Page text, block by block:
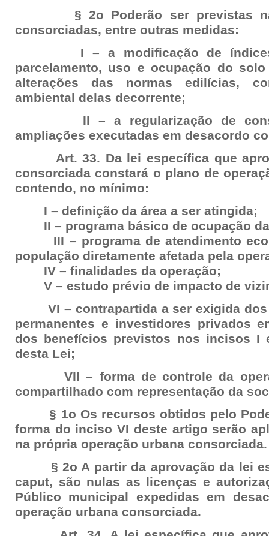
§ 2o Poderão ser previstas nas
consorciadas, entre outras medidas:
I – a modificação de índices
parcelamento, uso e ocupação do
alterações das normas edilícias,
ambiental delas decorrente;
II – a regularização de
ampliações executadas em desacordo
Art. 33. Da lei específica que
consorciada constará o plano de
contendo, no mínimo:
I – definição da área a ser atingida;
II – programa básico de ocupação
III – programa de atendimento
população diretamente afetada pela
IV – finalidades da operação;
V – estudo prévio de impacto de
VI – contrapartida a ser exigida dos
permanentes e investidores privados
dos benefícios previstos nos incisos
desta Lei;
VII – forma de controle da
compartilhado com representação da
§ 1o Os recursos obtidos pelo
forma do inciso VI deste artigo serão
na própria operação urbana consorciada.
§ 2o A partir da aprovação da lei
caput, são nulas as licenças e
Público municipal expedidas em
operação urbana consorciada.